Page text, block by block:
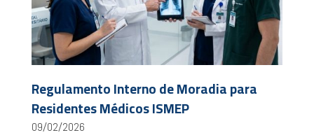
Regulamento Interno de Moradia para
Residentes Médicos ISMEP
09/02/2026